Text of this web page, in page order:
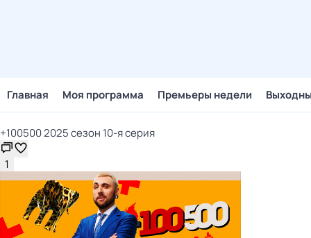
Главная Моя программа Премьеры недели
+100500 2025 сезон 10-я серия
1